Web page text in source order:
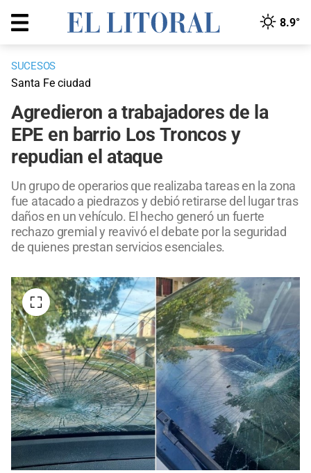
8.9°
SUCESOS
Santa Fe ciudad
Agredieron a trabajadores de la
EPE en barrio Los Troncos y
repudian el ataque
Un grupo de operarios que realizaba tareas en la zona
fue atacado a piedrazos y debió retirarse del lugar tras
daños en un vehículo. El hecho generó un fuerte
rechazo gremial y reavivó el debate por la seguridad
de quienes prestan servicios esenciales.